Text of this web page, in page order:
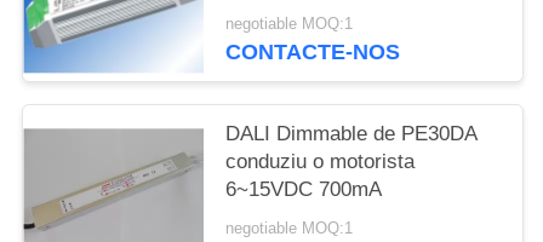
da fonte de alimentação de
Downlight
negotiable MOQ:1
CONTACTE-NOS
DALI Dimmable de PE30DA
conduziu o motorista
6~15VDC 700mA
negotiable MOQ:1